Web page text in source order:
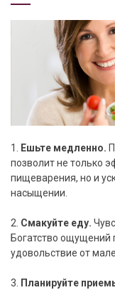
1. Ешьте медленно.
позволит не только
пищеварения, но и
насыщении.
2. Смакуйте еду.
Богатство ощущений
удовольствие от
3. Планируйте